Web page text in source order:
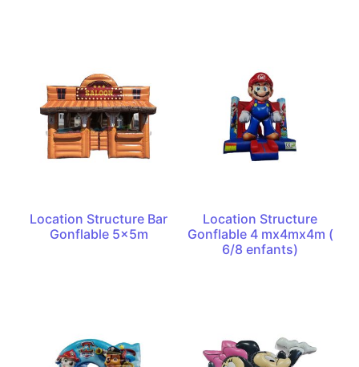
Location Structure Bar
Gonflable 5x5m
Location Structure
Gonflable 4 mx4mx4m (
6/8 enfants)